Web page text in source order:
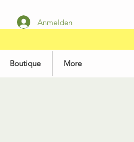
Anmelden
Boutique More